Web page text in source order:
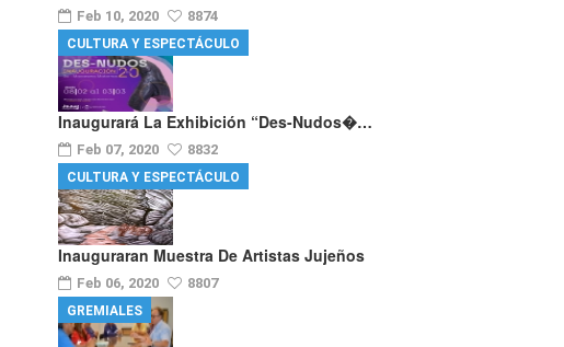
Feb 10, 2020 8874
Inaugurará La Exhibición “Des-Nudos�…
Feb 07, 2020 8832
CULTURA Y ESPECTÁCULO
Inauguraran Muestra De Artistas Jujeños
Feb 06, 2020 8807
CULTURA Y ESPECTÁCULO
GREMIALES